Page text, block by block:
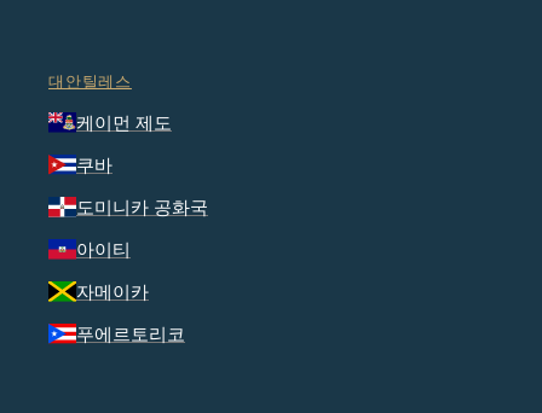
대안틸레스
케이먼 제도
쿠바
도미니카 공화국
아이티
자메이카
푸에르토리코